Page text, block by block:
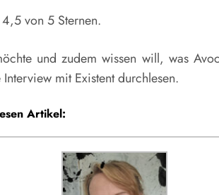
von 5 Sternen.
und zudem wissen will, was
mit Existent durchlesen.
Artikel: